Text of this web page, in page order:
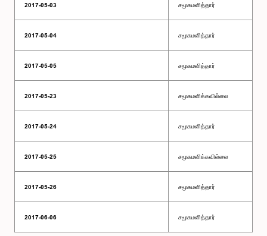
2017-05-03 சமூகமளித்தார்
2017-05-04 சமூகமளித்தார்
2017-05-05 சமூகமளித்தார்
2017-05-23 சமூகமளிக்கவில்லை
2017-05-24 சமூகமளித்தார்
2017-05-25 சமூகமளிக்கவில்லை
2017-05-26 சமூகமளித்தார்
2017-06-06 சமூகமளித்தார்